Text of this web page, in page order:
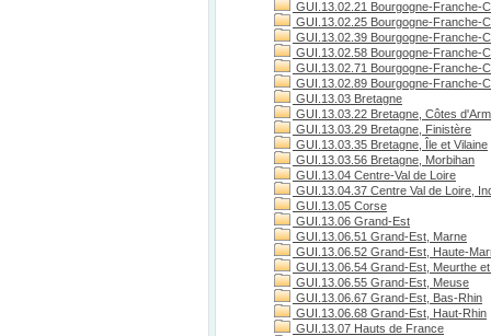
GUI.13.02.21 Bourgogne-Franche-
GUI.13.02.25 Bourgogne-Franche-
GUI.13.02.39 Bourgogne-Franche-
GUI.13.02.58 Bourgogne-Franche-
GUI.13.02.71 Bourgogne-Franche-
GUI.13.02.89 Bourgogne-Franche-
GUI.13.03 Bretagne
GUI.13.03.22 Bretagne, Côtes
GUI.13.03.29 Bretagne, Finistère
GUI.13.03.35 Bretagne, Île et Vilaine
GUI.13.03.56 Bretagne, Morbihan
GUI.13.04 Centre-Val de Loire
GUI.13.04.37 Centre Val de Loire,
GUI.13.05 Corse
GUI.13.06 Grand-Est
GUI.13.06.51 Grand-Est, Marne
GUI.13.06.52 Grand-Est, Haute-
GUI.13.06.54 Grand-Est, Meurthe
GUI.13.06.55 Grand-Est, Meuse
GUI.13.06.67 Grand-Est, Bas-Rhin
GUI.13.06.68 Grand-Est, Haut-Rhin
GUI.13.07 Hauts de France